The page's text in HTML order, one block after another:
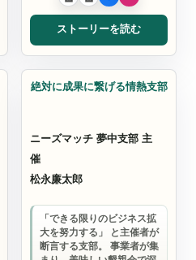
ストーリーを読む
コーチ
絶対に成果に繋げる情熱支部
ニーズマッチ 夢中支部 主
催
松永廉太郎
「できる限りのビジネス拡
大を努力する」 と主催者が
断言する支部。 事業者が集